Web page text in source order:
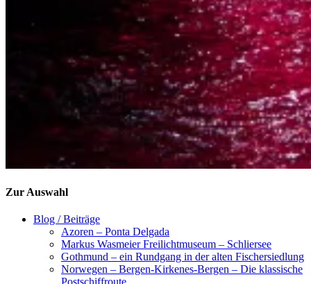
Zur Auswahl
Blog / Beiträge
Azoren – Ponta Delgada
Markus Wasmeier Freilichtmuseum – Schliersee
Gothmund – ein Rundgang in der alten Fischersiedlung
Norwegen – Bergen-Kirkenes-Bergen – Die klassische